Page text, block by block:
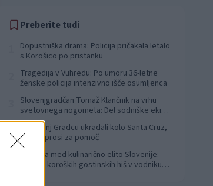
Preberite tudi
Dopustniška drama: Policija pričakala letalo
s Korošico po pristanku
Tragedija v Vuhredu: Po umoru 36-letne
ženske policija intenzivno išče osumljenca
Slovenjgradčan Tomaž Klančnik na vrhu
svetovnega nogometa: Del sodniške ekipe
za finale svetovnega prvenstva
4
V Slovenj Gradcu ukradali kolo Santa Cruz,
lastnik prosi za pomoč
Koroška med kulinarično elito Slovenije:
Sedem koroških gostinskih hiš v vodniku